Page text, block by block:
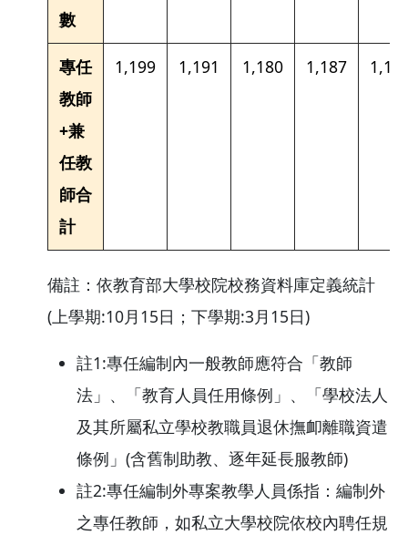
數
專任
教師
+兼
任教
師合
計
1,199 1,191 1,180 1,187
備註：依教育部大學校院校務資料庫定義統計
(上學期:10月15日；下學期:3月15日)
註1:專任編制內一般教師應符合「教師
法」、「教育人員任用條例」、「學校法人
及其所屬私立學校教職員退休撫卹離職資遣
條例」(含舊制助教、逐年延長服教師)
註2:專任編制外專案教學人員係指：編制外
之專任教師，如私立大學校院依校內聘任規